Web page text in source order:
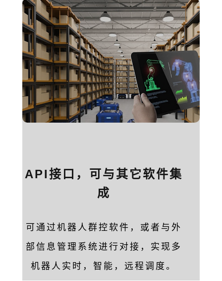
API接口，可与其它软件集
成
可通过机器人群控软件，或者与外
部信息管理系统进行对接，实现多
机器人实时，智能，远程调度。